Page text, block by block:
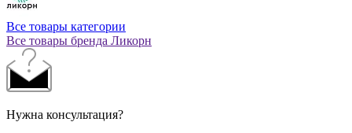
Все товары категории
Все товары бренда Ликорн
Нужна консультация?